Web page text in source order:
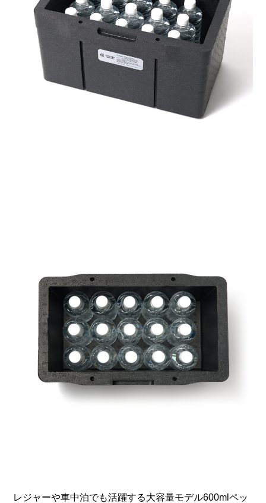
レジャーや車中泊でも活躍する大容量モデル600mlペッ